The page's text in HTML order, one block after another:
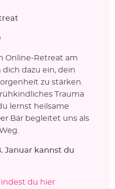
Online-Retreat am
dich dazu ein, dein
zu stärken.
Trauma
lernst heilsame
Bär begleitet uns als
Januar kannst du
du hier